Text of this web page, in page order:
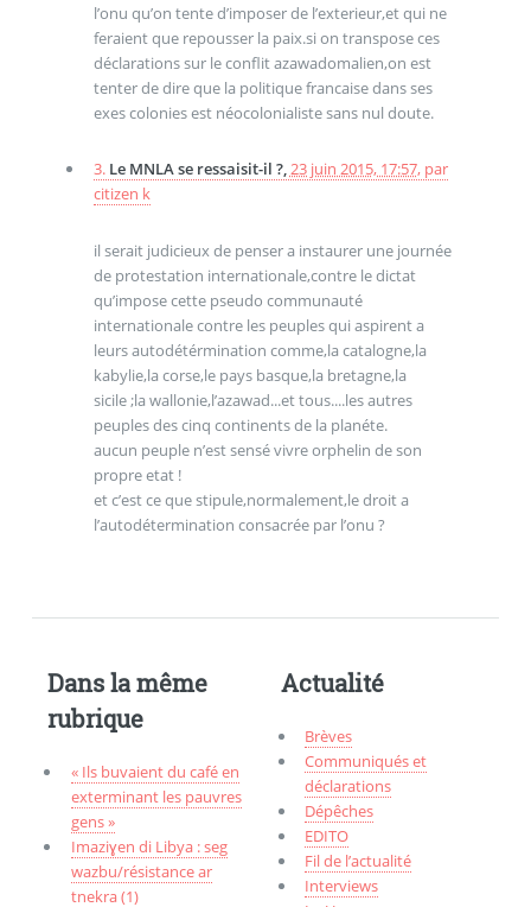
l’onu qu’on tente d’imposer de l’exterieur,et qui ne
feraient que repousser la paix.si on transpose ces
déclarations sur le conflit azawadomalien,on est
tenter de dire que la politique francaise dans ses
exes colonies est néocolonialiste sans nul doute.
3. Le MNLA se ressaisit-il ?,23 juin 2015, 17:57, par
citizen k
il serait judicieux de penser a instaurer une journée
de protestation internationale,contre le dictat
qu’impose cette pseudo communauté
internationale contre les peuples qui aspirent a
leurs autodétérmination comme,la catalogne,la
kabylie,la corse,le pays basque,la bretagne,la
sicile ;la wallonie,l’azawad...et tous....les autres
peuples des cinq continents de la planéte.
aucun peuple n’est sensé vivre orphelin de son
propre etat !
et c’est ce que stipule,normalement,le droit a
l’autodétermination consacrée par l’onu ?
Dans la même
rubrique
« Ils buvaient du café en
exterminant les pauvres
gens »
Imaziɣen di Libya : seg
wazbu/résistance ar
tnekra (1)
Actualité
Brèves
Communiqués et
déclarations
Dépêches
EDITO
Fil de l’actualité
Interviews